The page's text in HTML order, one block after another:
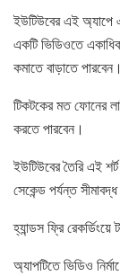
ইউটিউবের এই অ্যাপে
একটি ভিডিওতে
কমাতে বাড়াতে পারবেন।
টিকটকের মত ফোনের
করতে পারবেন।
ইউটিউবের তৈরি এই
সেকেন্ড পর্যন্ত
হ্যান্ডস ফ্রি
অ্যাপটিতে ভিডিও